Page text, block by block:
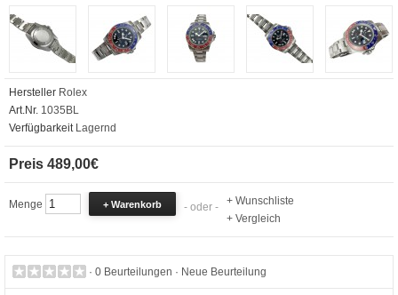
Hersteller Rolex
Art.Nr. 1035BL
VerfügbarkeitLagernd
Preis 489,00€
Menge - oder - + Wunschliste
+ Vergleich
· 0 Beurteilungen · Neue Beurteilung